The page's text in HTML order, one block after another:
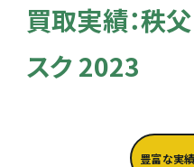
買取実績：秩
スク 2023
豊富な実